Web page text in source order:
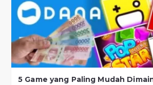
5 Game yang Paling Mudah